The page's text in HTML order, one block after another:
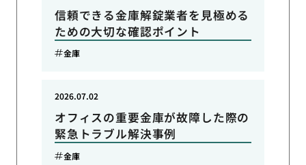
信頼できる金庫解錠業者を見極める
ための大切な確認ポイント
金庫
オフィスの重要金庫が故障した際の
緊急トラブル解決事例
2026.07.02
金庫